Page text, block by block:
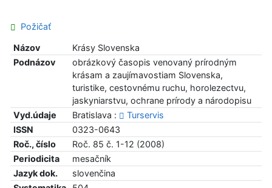
Požičať
Názov
Krásy Slovenska
Podnázov
obrázkový časopis venovaný prírodným
krásam a zaujímavostiam Slovenska,
turistike, cestovnému ruchu, horolezectvu,
jaskyniarstvu, ochrane prírody a národopisu
Vyd.údaje
Bratislava :
Turservis
ISSN
0323-0643
Roč., číslo
Roč. 85 č. 1-12 (2008)
Periodicita
mesačník
Jazyk dok.
slovenčina